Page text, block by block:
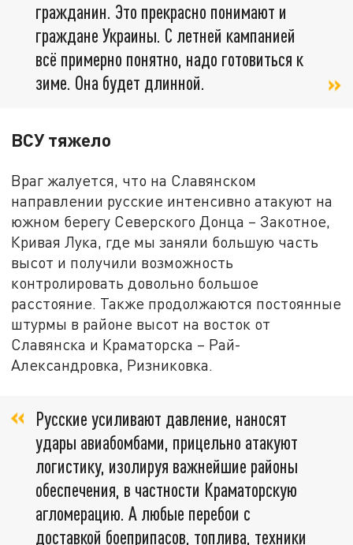
гражданин. Это прекрасно понимают и
граждане Украины. С летней кампанией
всё примерно понятно, надо готовиться к
зиме. Она будет длинной.
ВСУ тяжело
Враг жалуется, что на Славянском
направлении русские интенсивно атакуют на
южном берегу Северского Донца – Закотное,
Кривая Лука, где мы заняли большую часть
высот и получили возможность
контролировать довольно большое
расстояние. Также продолжаются постоянные
штурмы в районе высот на восток от
Славянска и Краматорска – Рай-
Александровка, Ризниковка.
Русские усиливают давление, наносят
удары авиабомбами, прицельно атакуют
логистику, изолируя важнейшие районы
обеспечения, в частности Краматорскую
агломерацию. А любые перебои с
доставкой боеприпасов, топлива, техники